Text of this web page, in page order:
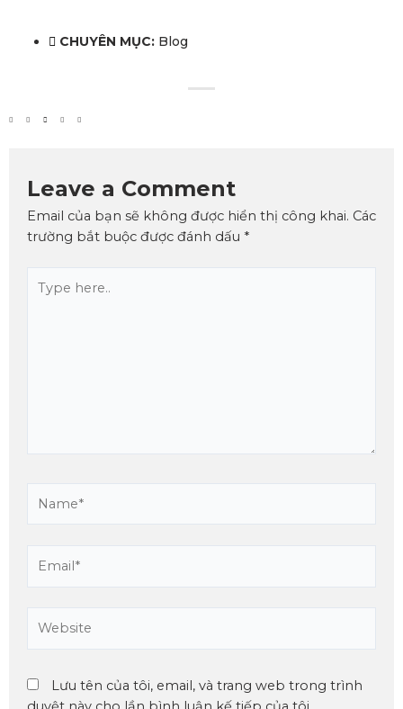
CHUYÊN MỤC: Blog
Leave a Comment
Email của bạn sẽ không được hiển thị công khai. Các
trường bắt buộc được đánh dấu *
Lưu tên của tôi, email, và trang web trong trình